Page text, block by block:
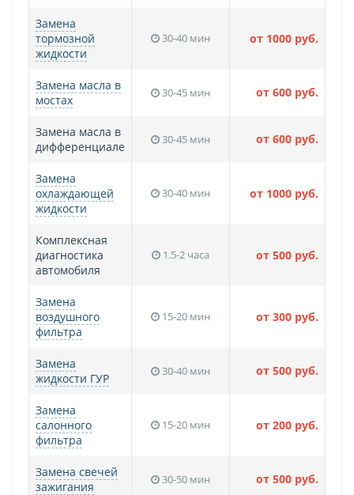
Замена
тормозной
жидкости
30-40 мин от 1000 руб.
Замена масла в
мостах
30-45 мин от 600 руб.
Замена масла в
дифференциале
30-45 мин от 600 руб.
Замена
охлаждающей
жидкости
30-40 мин от 1000 руб.
Комплексная
диагностика
автомобиля
1.5-2 часа от 500 руб.
Замена
воздушного
фильтра
15-20 мин от 300 руб.
Замена
жидкости ГУР
30-40 мин от 500 руб.
Замена
салонного
фильтра
15-20 мин от 200 руб.
Замена свечей
зажигания
30-50 мин от 500 руб.